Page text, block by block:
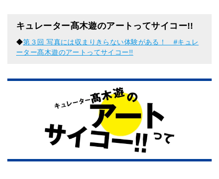
キュレーター髙木遊のアートってサイコー!!
◆第３回 写真には収まりきらない体験がある！ #キュレ
ーター髙木遊のアートってサイコー!!